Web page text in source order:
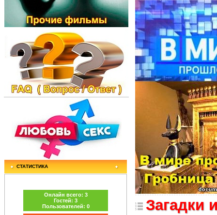
СТАТИСТИКА
Онлайн всего: 3
Гостей: 3
Пользователей: 0
Загадки